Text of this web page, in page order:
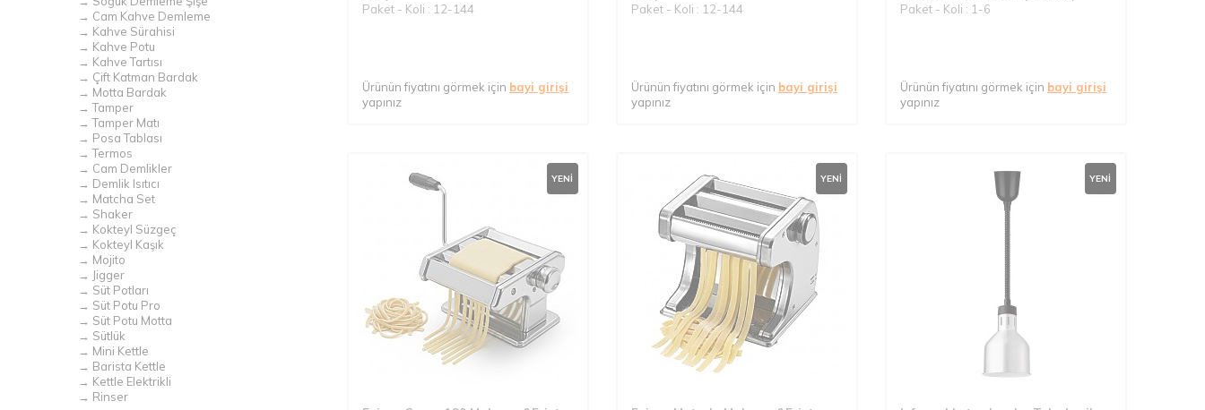
→ Cam Kahve Demleme
→ Kahve Sürahisi
→ Kahve Potu
→ Kahve Tartısı
→ Çift Katman Bardak
→ Motta Bardak
→ Tamper
→ Tamper Matı
→ Posa Tablası
→ Termos
→ Cam Demlikler
→ Demlik Isıtıcı
→ Matcha Set
→ Shaker
→ Kokteyl Süzgeç
→ Kokteyl Kaşık
→ Mojito
→ Jigger
→ Süt Potları
→ Süt Potu Pro
→ Süt Potu Motta
→ Sütlük
→ Mini Kettle
→ Barista Kettle
→ Kettle Elektrikli
→ Rinser
Paket - Koli : 12-144
Ürünün fiyatını görmek için bayi girişi
yapınız
Paket - Koli : 12-144
Ürünün fiyatını görmek için bayi girişi
yapınız
Paket - Koli : 1-6
Ürünün fiyatını görmek için bayi girişi
yapınız
YENI YENI YENI